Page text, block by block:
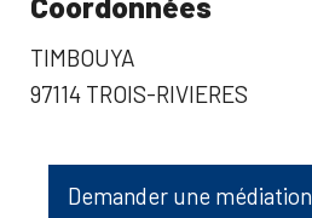
TIMBOUYA
97114 TROIS-RIVIERES
Demander une médiation